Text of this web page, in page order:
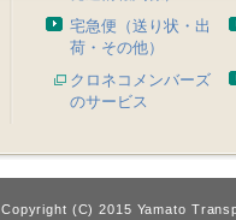
宅急便（送り状・出
荷・その他）
クロネコメンバーズ
のサービス
Copyright (C) 2015 Yamato